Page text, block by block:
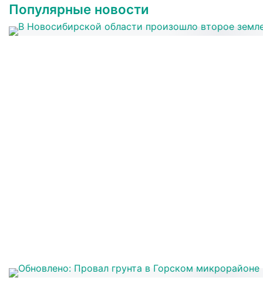
Популярные новости